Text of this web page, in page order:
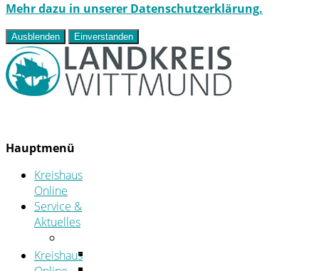
Mehr dazu in unserer Datenschutzerklärung.
Ausblenden Einverstanden
Hauptmenü
Kreishaus
Online
Service &
Aktuelles
Kreishaus